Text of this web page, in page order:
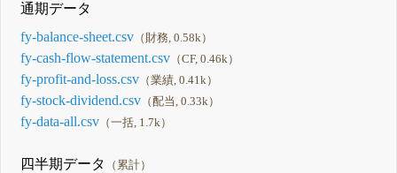
通期データ
fy-balance-sheet.csv （財務, 0.58k）
fy-cash-flow-statement.csv （CF, 0.46k）
fy-profit-and-loss.csv （業績, 0.41k）
fy-stock-dividend.csv （配当, 0.33k）
fy-data-all.csv （一括, 1.7k）
四半期データ （累計）